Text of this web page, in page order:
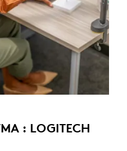
: LOGITECH